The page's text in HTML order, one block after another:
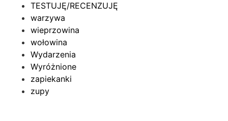
TESTUJĘ/RECENZUJĘ
warzywa
wieprzowina
wołowina
Wydarzenia
Wyróżnione
zapiekanki
zupy